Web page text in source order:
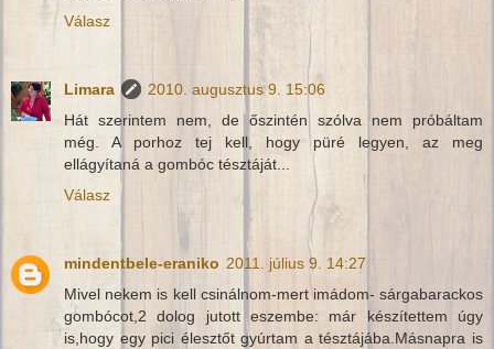
Válasz
Limara
2010. augusztus 9. 15:06
Hát szerintem nem, de őszintén szólva nem próbáltam
még. A porhoz tej kell, hogy püré legyen, az meg
ellágyítaná a gombóc tésztáját...
Válasz
mindentbele-eraniko 2011. július 9. 14:27
Mivel nekem is kell csinálnom-mert imádom- sárgabarackos
gombócot,2 dolog jutott eszembe: már készítettem úgy
is,hogy egy pici élesztőt gyúrtam a tésztájába.Másnapra is